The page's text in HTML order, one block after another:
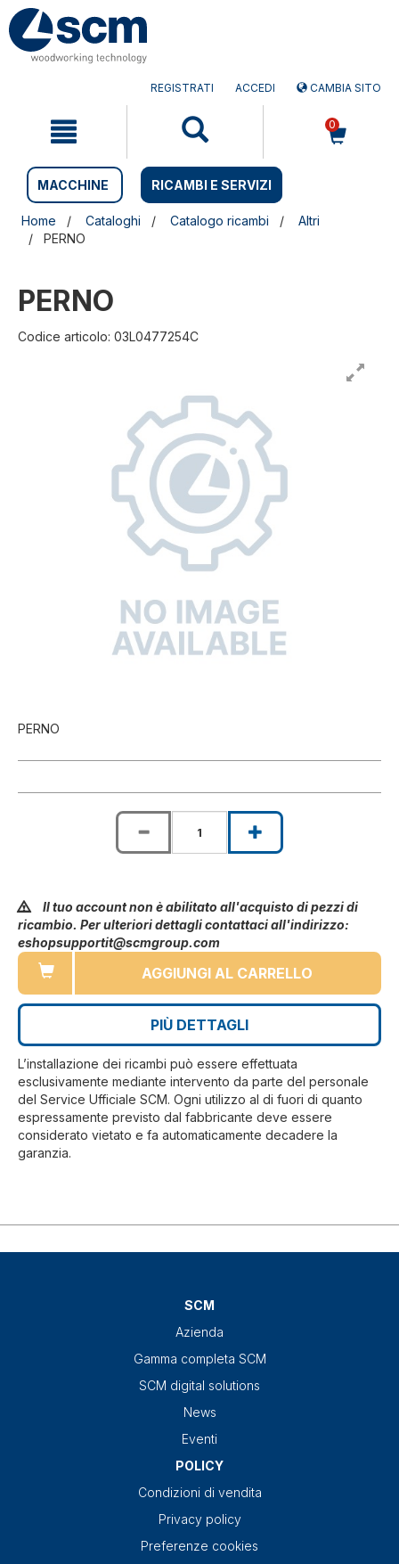
Salta
contenuto
Salta
menu
REGISTRATI ACCEDI CAMBIA SITO
0
MACCHINE RICAMBI E SERVIZI
Home Cataloghi Catalogo ricambi
Altri
PERNO
PERNO
Codice articolo: 03L0477254C
PERNO
Il tuo account non è abilitato all'acquisto di pezzi di
ricambio. Per ulteriori dettagli contattaci all'indirizzo:
eshopsupportit@scmgroup.com
AGGIUNGI AL CARRELLO
PIÙ DETTAGLI
L’installazione dei ricambi può essere effettuata
esclusivamente mediante intervento da parte del personale
del Service Ufficiale SCM. Ogni utilizzo al di fuori di quanto
espressamente previsto dal fabbricante deve essere
considerato vietato e fa automaticamente decadere la
garanzia.
SCM
Azienda
Gamma completa SCM
SCM digital solutions
News
Eventi
POLICY
Condizioni di vendita
Privacy policy
Preferenze cookies